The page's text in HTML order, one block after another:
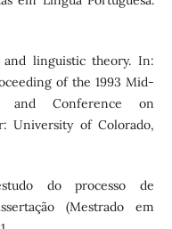
and linguistic theory. In:
of the 1993 Mid-
and Conference on
University of Colorado,
do processo de
(Mestrado em